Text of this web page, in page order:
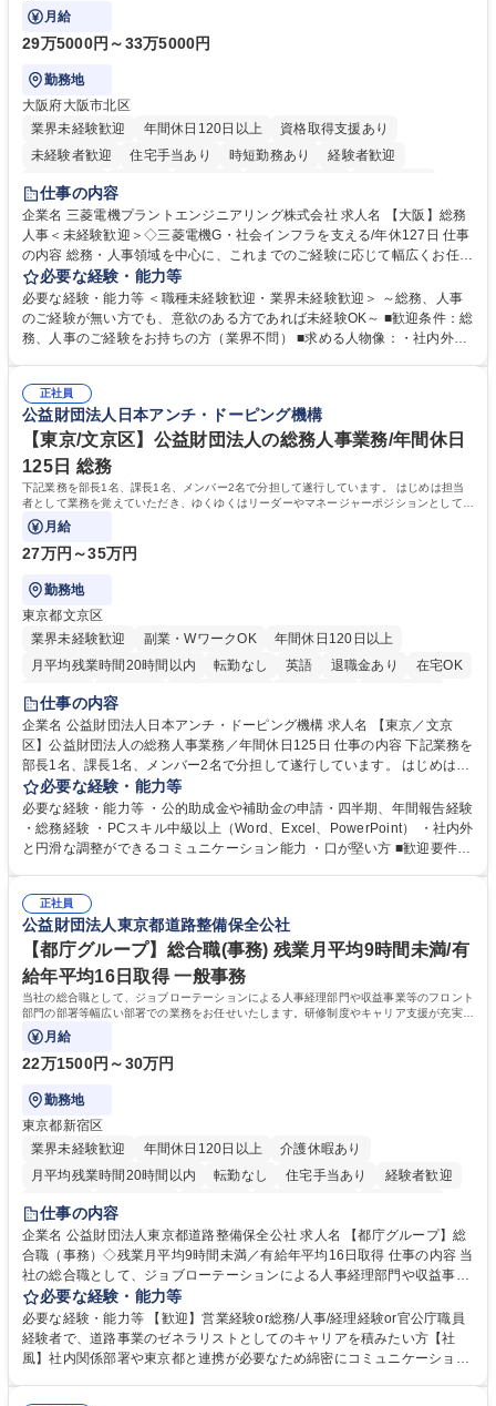
月給
29万5000円～33万5000円
勤務地
大阪府大阪市北区
業界未経験歓迎
年間休日120日以上
資格取得支援あり
未経験者歓迎
住宅手当あり 時短勤務あり
経験者歓迎
退職金あり
駅近5分以内
土日祝休み 服装自由 寮・社宅あり 食事補助あり
仕事の内容
企業名 三菱電機プラントエンジニアリング株式会社 求人名 【大阪】総務
人事＜未経験歓迎＞◇三菱電機G・社会インフラを支える/年休127日 仕事
の内容 総務・人事領域を中心に、これまでのご経験に応じて幅広くお任せ
します。 ＜具体的には＞ ・総務/人事労務（給与・社保・勤怠管理など）
・採用・教育研修 ・福利厚生運用 など ※基本的には事務所勤務ですが、
採用や教育等の業務内容により、関西圏以外への日帰り・宿泊を伴う国内
出張もございます。 ※担当業務を持ちつつ、お互いに助け合いながら、総
必要な経験・能力等
必要な経験・能力等 ＜職種未経験歓迎・業界未経験歓迎＞ ～総務、人事
のご経験が無い方でも、意欲のある方であれば未経験OK～ ■歓迎条件：総
務、人事のご経験をお持ちの方（業界不問） ■求める人物像：・社内外の
正社員
公益財団法人日本アンチ・ドーピング機構
【東京/文京区】公益財団法人の総務人事業務/年間休日
125日 総務
下記業務を部長1名、課長1名、メンバー2名で分担して遂行しています。 はじめは担当
者として業務を覚えていただき、ゆくゆくはリーダーやマネージャーポジションとして活
躍いただくことを期待しています。
月給
27万円～35万円
勤務地
東京都文京区
業界未経験歓迎
副業・WワークOK
年間休日120日以上
月平均残業時間20時間以内
転勤なし 英語 退職金あり
在宅OK
賞与あり
育休あり
食事補助あり
仕事の内容
企業名 公益財団法人日本アンチ・ドーピング機構 求人名 【東京／文京
区】公益財団法人の総務人事業務／年間休日125日 仕事の内容 下記業務を
部長1名、課長1名、メンバー2名で分担して遂行しています。 はじめは担
当者として業務を覚えていただき、ゆくゆくはリーダーやマネージャーポ
ジションとして活躍いただくことを期待しています。 【総務・人事グルー
プの業務内容】 ・人事制度関連 ・採用活動 ・教育研修の企画、実行 ・勤
怠管理 ・官公庁への各種提出 ・法定の会議運営（評議員会、理事会） ・
管理 ・福利厚生関連 ・職員からの問合せ、相談対応 ・その他日常の総務
業務全般 募集職種 【東京／文京区】公益財団法人の総務人事業務／年間
休日125日
必要な経験・能力等
必要な経験・能力等 ・公的助成金や補助金の申請・四半期、年間報告経験
・総務経験 ・PCスキル中級以上（Word、Excel、PowerPoint） ・社内外
と円滑な調整ができるコミュニケーション能力 ・口が堅い方 ■歓迎要件
正社員
公益財団法人東京都道路整備保全公社
【都庁グループ】総合職(事務) 残業月平均9時間未満/有
給年平均16日取得 一般事務
当社の総合職として、ジョブローテーションによる人事経理部門や収益事業等のフロント
部門の部署等幅広い部署での業務をお任せいたします。研修制度やキャリア支援が充実し
ております！ ※下記業務詳細
月給
22万1500円～30万円
勤務地
東京都新宿区
業界未経験歓迎
年間休日120日以上
介護休暇あり
月平均残業時間20時間以内
転勤なし 住宅手当あり
経験者歓迎
研修あり
退職金あり
駅近5分以内
資格取得手当あり 食事補助あり
仕事の内容
企業名 公益財団法人東京都道路整備保全公社 求人名 【都庁グループ】総
合職（事務）◇残業月平均9時間未満／有給年平均16日取得 仕事の内容 当
社の総合職として、ジョブローテーションによる人事経理部門や収益事業
等のフロント部門の部署等幅広い部署での業務をお任せいたします。研修
制度やキャリア支援が充実しております！ ※下記業務詳細 【業務詳細】■
管理部門：広報、人事、経理など当公社の運営に係る管理業務 ■収益部
門：駐車場の新規開拓、管理運営、新宿駅西口広場の「イベントコーナ
必要な経験・能力等
必要な経験・能力等 【歓迎】営業経験or総務/人事/経理経験or官公庁職員
経験者で、道路事業のゼネラリストとしてのキャリアを積みたい方【社
風】社内関係部署や東京都と連携が必要なため綿密にコミュニケーション